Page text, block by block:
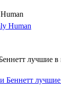
лучшие